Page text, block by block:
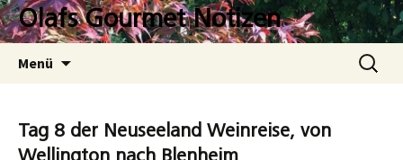
Zum
InhaltOlafs Gourmet Notizen
Menü
Suchen
nach:
Tag 8 der Neuseeland Weinreise, von